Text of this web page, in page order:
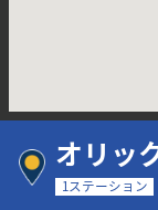
オリッ
1ステーション